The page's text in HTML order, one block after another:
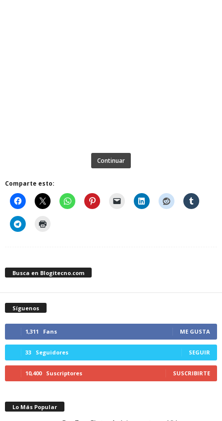
Continuar
Comparte esto:
Busca en Blogitecno.com
Síguenos
1,311 Fans ME GUSTA
33 Seguidores SEGUIR
10,400 Suscriptores SUSCRIBIRTE
Lo Más Popular